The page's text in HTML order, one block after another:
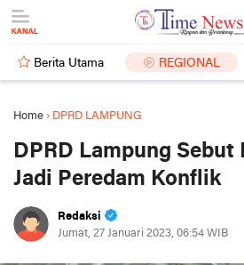
Berita Utama REGIONAL
Home › DPRD LAMPUNG
DPRD Lampung Sebut
Jadi Peredam Konflik
Redaksi
Jumat, 27 Januari 2023, 06:54 WIB